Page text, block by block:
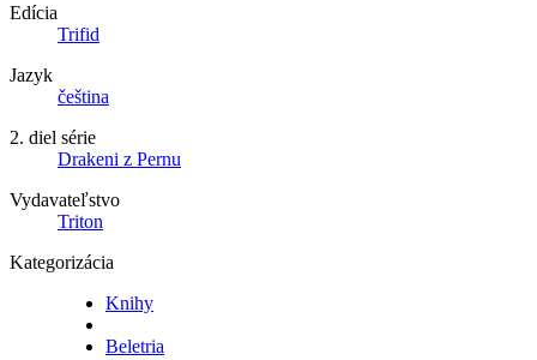
Edícia
Trifid
Jazyk
čeština
2. diel série
Drakeni z Pernu
Vydavateľstvo
Triton
Kategorizácia
Knihy
Beletria